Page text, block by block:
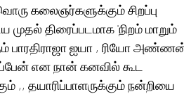
கலைஞர்களுக்கும் சிறப்பு
திரைப்படமாக 'நிறம் மாறும்
பாரதிராஜா ஐயா , ரியோ
என நான் கனவில் கூட
,, தயாரிப்பாளருக்கும் நன்றியை